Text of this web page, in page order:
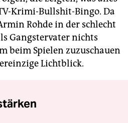
Krimi-Bullshit-Bingo. Da
Rohde in der schlecht
Gangstervater nichts
beim Spielen zuzuschauen
Lichtblick.